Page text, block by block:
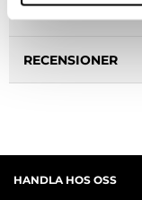
RECENSIONER
HANDLA HOS OSS